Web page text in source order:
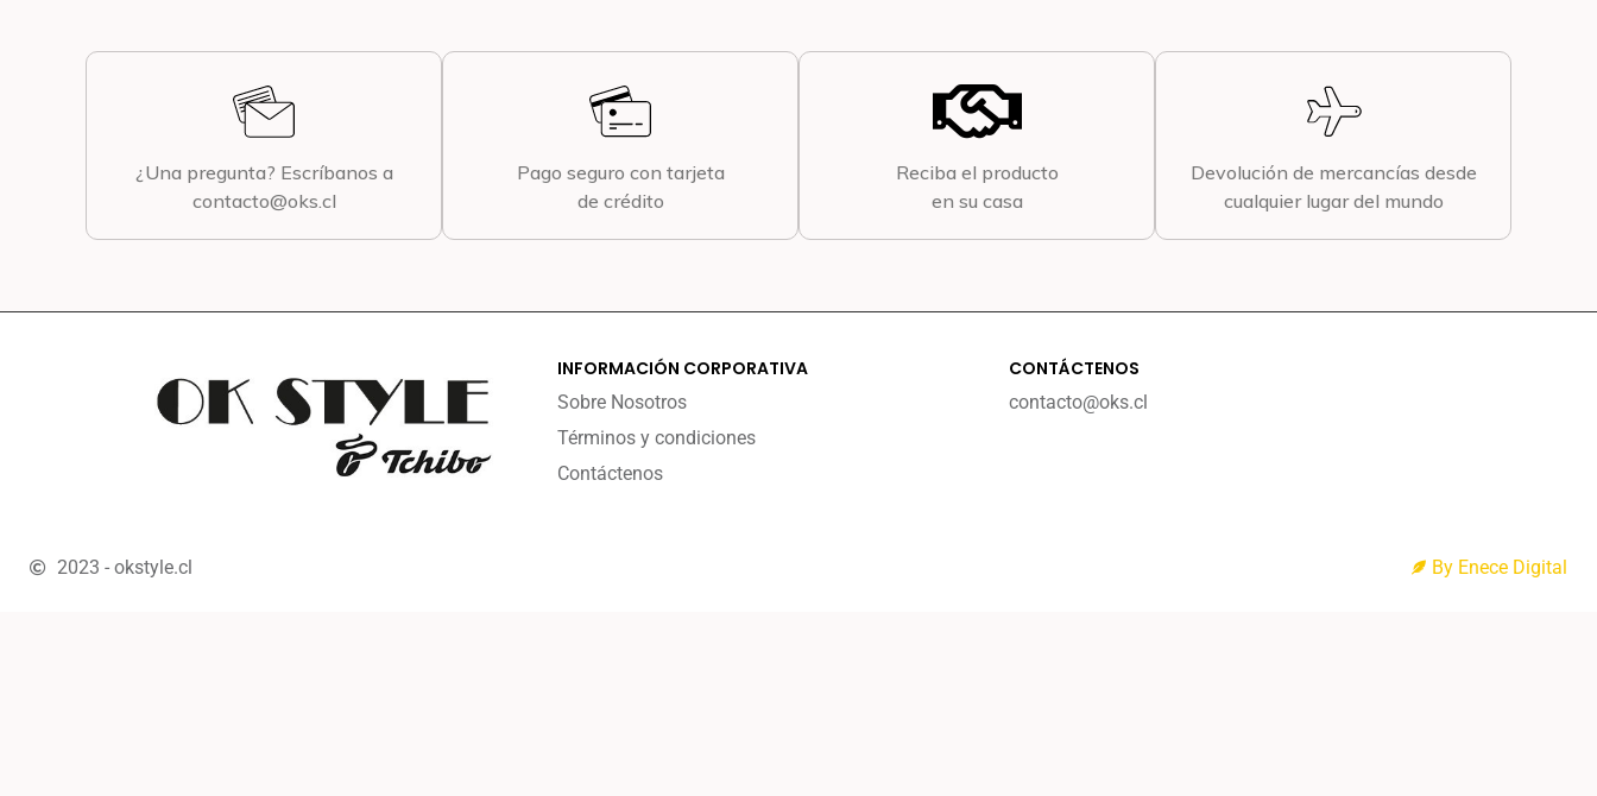
¿Una pregunta? Escríbanos a
contacto@oks.cl
Pago seguro con tarjeta
de crédito
Reciba el producto
en su casa
Devolución de mercancías desde
cualquier lugar del mundo
INFORMACIÓN CORPORATIVA
Sobre Nosotros
Términos y condiciones
Contáctenos
CONTÁCTENOS
contacto@oks.cl
2023 - okstyle.cl By Enece Digital